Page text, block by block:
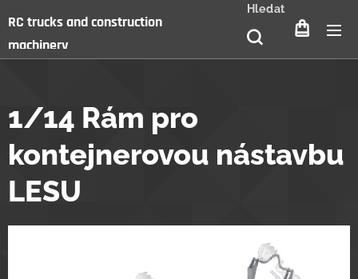
RC trucks and construction
machinery
Hledat
1/14 Rám pro
kontejnerovou nástavbu
LESU